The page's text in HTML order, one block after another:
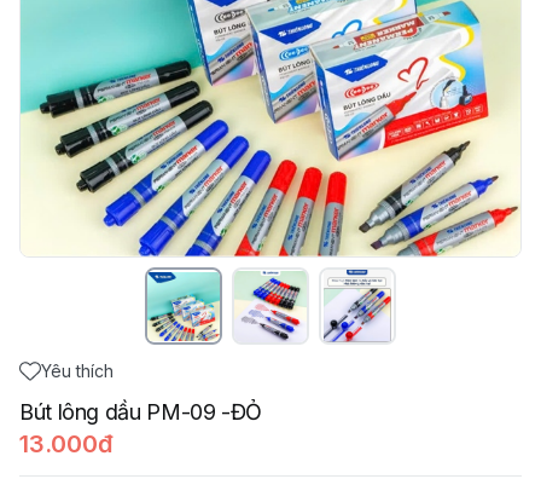
Yêu thích
Bút lông dầu PM-09 -ĐỎ
13.000đ